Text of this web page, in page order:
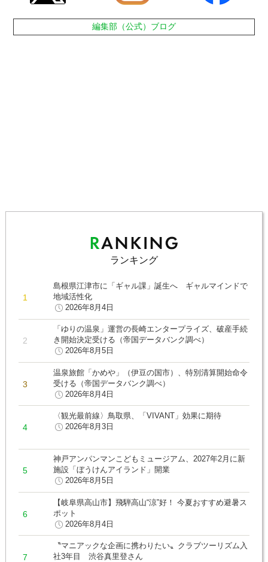
編集部（公式）ブログ
ランキング
島根県江津市に「ギャル課」誕生へ ギャルマインドで
地域活性化
2026年8月4日
「ゆりの温泉」運営の長崎エンタープライズ、破産手続
き開始決定受ける（帝国データバンク調べ）
2026年8月5日
温泉旅館「かめや」（伊豆の国市）、特別清算開始命令
受ける（帝国データバンク調べ）
2026年8月4日
〈観光最前線〉鳥取県、「VIVANT」効果に期待
2026年8月3日
神戸アンパンマンこどもミュージアム、2027年2月に新
施設「ぼうけんアイランド」開業
2026年8月5日
【岐阜県高山市】飛騨高山“涼”好！ 今夏おすすめ避暑ス
ポット
2026年8月4日
〝マニアックな企画に携わりたい〟クラブツーリズム入
社3年目 渋谷真里登さん